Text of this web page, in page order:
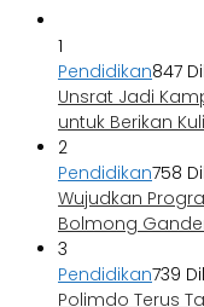
1
Pendidikan847
Unsrat Jadi
untuk Berikan
2
Pendidikan758
Wujudkan
Bolmong
3
Pendidikan739
Polimdo Terus